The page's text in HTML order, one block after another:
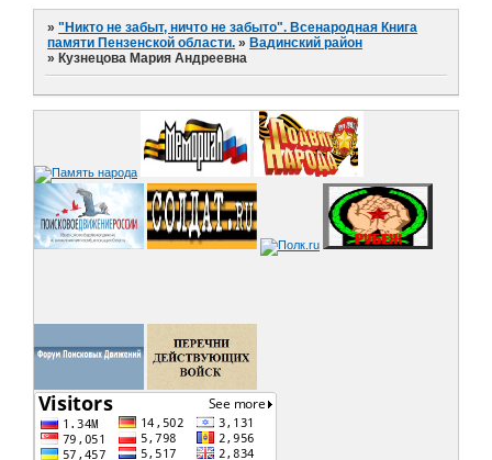
»"Никто не забыт, ничто не забыто". Всенародная Книга
памяти Пензенской области. » Вадинский район
» Кузнецова Мария Андреевна